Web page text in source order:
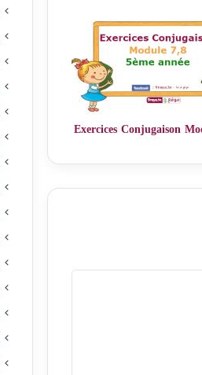
Exercices Conjugaison